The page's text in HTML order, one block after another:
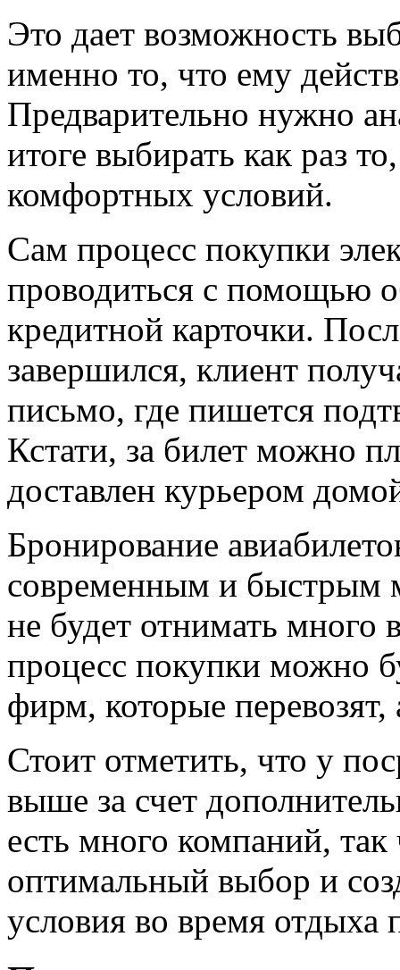
Это дает возможность
именно то, что ему
Предварительно нужно
итоге выбирать как раз
комфортных условий.
Сам процесс покупки
проводиться с помощью
кредитной карточки.
завершился, клиент
письмо, где пишется
Кстати, за билет можно
доставлен курьером
Бронирование
современным и быстрым
не будет отнимать много
процесс покупки можно
фирм, которые
Стоит отметить, что у
выше за счет
есть много компаний, так
оптимальный выбор и
условия во время отдыха